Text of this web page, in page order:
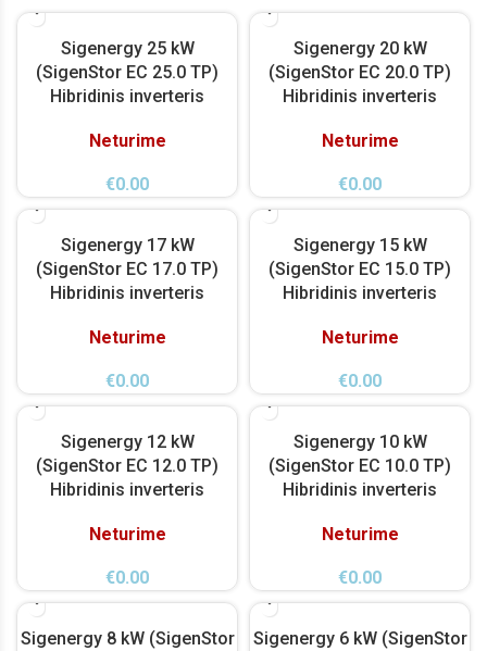
Sigenergy 25 kW
(SigenStor EC 25.0 TP)
Hibridinis inverteris
Neturime
€0.00
Sigenergy 20 kW
(SigenStor EC 20.0 TP)
Hibridinis inverteris
Neturime
€0.00
Sigenergy 17 kW
(SigenStor EC 17.0 TP)
Hibridinis inverteris
Neturime
€0.00
Sigenergy 15 kW
(SigenStor EC 15.0 TP)
Hibridinis inverteris
Neturime
€0.00
Sigenergy 12 kW
(SigenStor EC 12.0 TP)
Hibridinis inverteris
Neturime
€0.00
Sigenergy 10 kW
(SigenStor EC 10.0 TP)
Hibridinis inverteris
Neturime
€0.00
Sigenergy 8 kW (SigenStor
Sigenergy 6 kW (SigenStor